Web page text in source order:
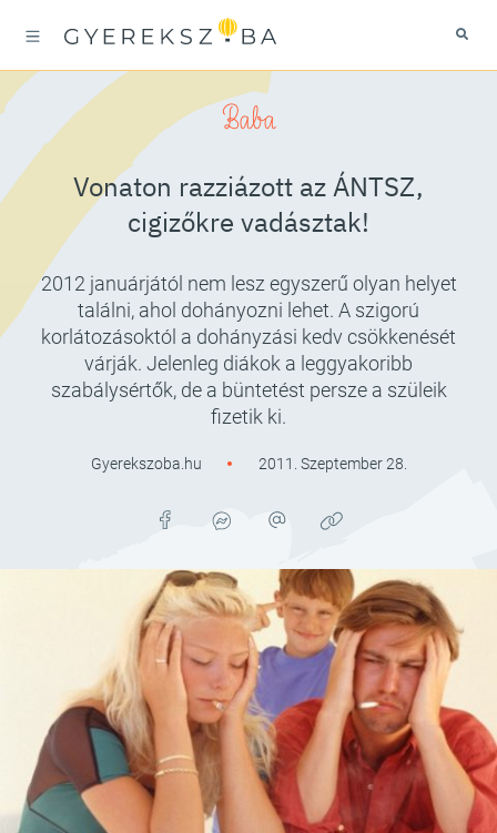
Baba
Vonaton razziázott az ÁNTSZ,
cigizőkre vadásztak!
2012 januárjától nem lesz egyszerű olyan helyet
találni, ahol dohányozni lehet. A szigorú
korlátozásoktól a dohányzási kedv csökkenését
várják. Jelenleg diákok a leggyakoribb
szabálysértők, de a büntetést persze a szüleik
fizetik ki.
Gyerekszoba.hu 2011. Szeptember 28.